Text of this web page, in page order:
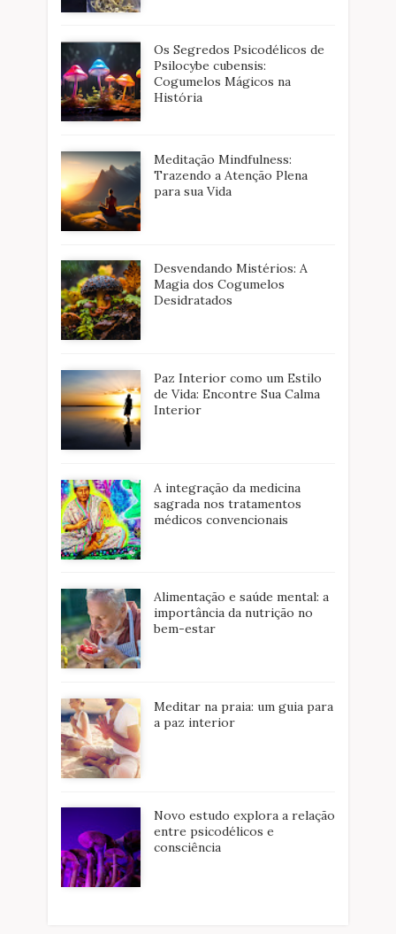
Os Segredos Psicodélicos de
Psilocybe cubensis:
Cogumelos Mágicos na
História
Meditação Mindfulness:
Trazendo a Atenção Plena
para sua Vida
Desvendando Mistérios: A
Magia dos Cogumelos
Desidratados
Paz Interior como um Estilo
de Vida: Encontre Sua Calma
Interior
A integração da medicina
sagrada nos tratamentos
médicos convencionais
Alimentação e saúde mental: a
importância da nutrição no
bem-estar
Meditar na praia: um guia para
a paz interior
Novo estudo explora a relação
entre psicodélicos e
consciência